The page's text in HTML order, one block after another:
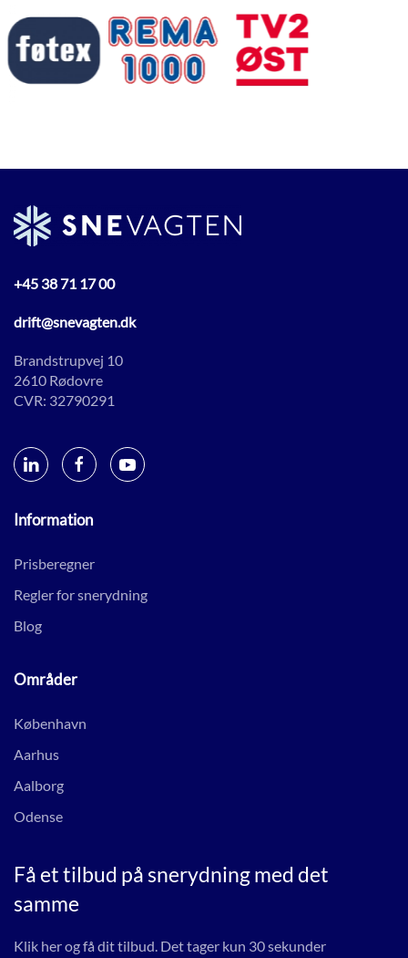
+45 38 71 17 00
drift@snevagten.dk
Brandstrupvej 10
2610 Rødovre
CVR: 32790291
Information
Prisberegner
Regler for snerydning
Blog
Områder
København
Aarhus
Aalborg
Odense
Få et tilbud på snerydning med det
samme
Klik her og få dit tilbud. Det tager kun 30 sekunder